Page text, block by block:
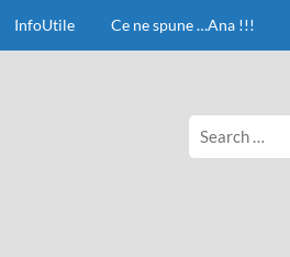
InfoUtile Ce ne spune …Ana !!!